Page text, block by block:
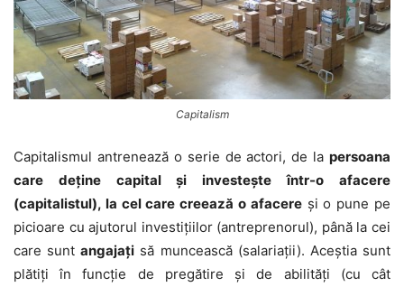
Capitalism
Capitalismul antrenează o serie de actori, de la persoana
care deține capital și investește într-o afacere
(capitalistul), la cel care creează o afacereși o pune pe
picioare cu ajutorul investițiilor (antreprenorul), până la cei
care suntangajați să muncească (salariații). Aceștia sunt
plătiți în funcție de pregătire și de abilități (cu cât